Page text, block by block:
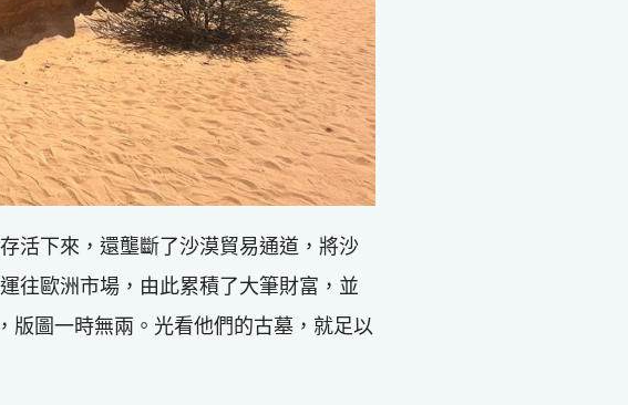
活下來，還壟斷了沙漠貿易通道，將沙
往歐洲市場，由此累積了大筆財富，並
版圖一時無兩。光看他們的古墓，就足以